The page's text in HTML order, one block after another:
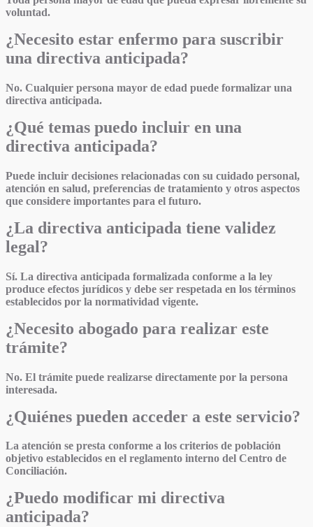
voluntad.
¿Necesito estar enfermo para suscribir
una directiva anticipada?
No. Cualquier persona mayor de edad puede formalizar una
directiva anticipada.
¿Qué temas puedo incluir en una
directiva anticipada?
Puede incluir decisiones relacionadas con su cuidado personal,
atención en salud, preferencias de tratamiento y otros aspectos
que considere importantes para el futuro.
¿La directiva anticipada tiene validez
legal?
Sí. La directiva anticipada formalizada conforme a la ley
produce efectos jurídicos y debe ser respetada en los términos
establecidos por la normatividad vigente.
¿Necesito abogado para realizar este
trámite?
No. El trámite puede realizarse directamente por la persona
interesada.
¿Quiénes pueden acceder a este servicio?
La atención se presta conforme a los criterios de población
objetivo establecidos en el reglamento interno del Centro de
Conciliación.
¿Puedo modificar mi directiva
anticipada?